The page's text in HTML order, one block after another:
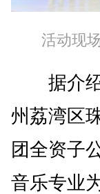
活动现
据介绍
州荔湾区
团全资子
音乐专业